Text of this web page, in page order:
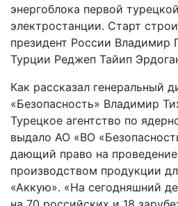
энергоблока первой
электростанции. Старт
президент России Владимир
Турции Реджеп Тайип
Как рассказал генеральный
«Безопасность» Владимир
Турецкое агентство по
выдало АО «ВО
дающий право на проведение
производством продукции
«Аккую». «На сегодняшний